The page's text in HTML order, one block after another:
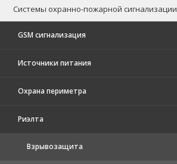
Системы охранно-пожарной сигнализации
GSM сигнализация
Источники питания
Охрана периметра
Риэлта
Взрывозащита